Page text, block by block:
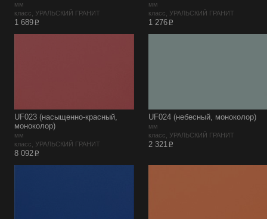
мм
класс, УРАЛЬСКИЙ ГРАНИТ
1 689p
мм
класс, УРАЛЬСКИЙ ГРАНИТ
1 276p
UF023 (насыщенно-красный,
моноколор)
мм
класс, УРАЛЬСКИЙ ГРАНИТ
8 092p
UF024 (небесный, моноколор)
мм
класс, УРАЛЬСКИЙ ГРАНИТ
2 321p